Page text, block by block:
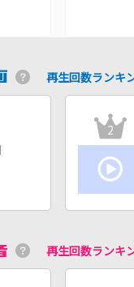
再生回数ランキ
2
再生回数ランキ